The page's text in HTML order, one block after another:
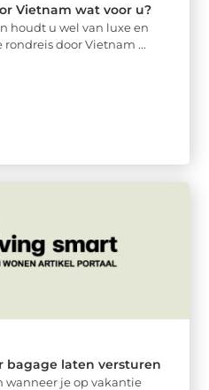
Vietnam wat voor u?
houdt u wel van luxe en
door Vietnam ...
bagage laten versturen
wanneer je op vakantie